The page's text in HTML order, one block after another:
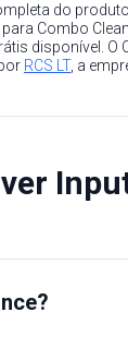
do
Combo
disponível. O
RCS LT, a